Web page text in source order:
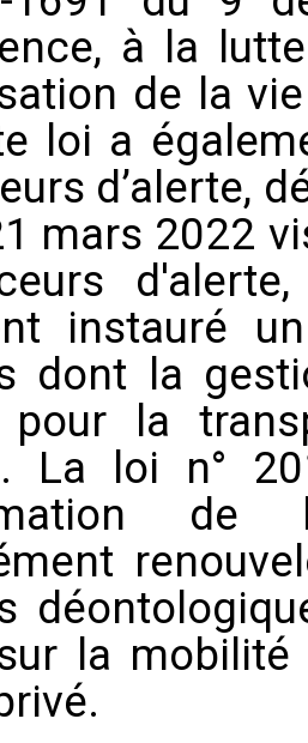
à la
de la
loi a
d’alerte,
mars 2022
instauré
dont la
pour la
La loi n°
la